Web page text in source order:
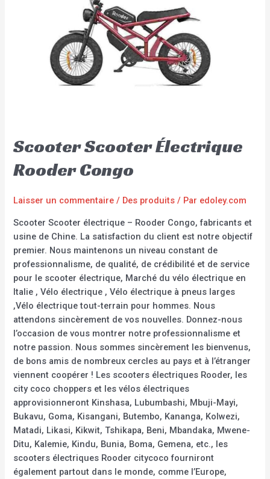
Scooter Scooter Électrique
Rooder Congo
Laisser un commentaire / Des produits / Par edoley.com
Scooter Scooter électrique – Rooder Congo, fabricants et
usine de Chine. La satisfaction du client est notre objectif
premier. Nous maintenons un niveau constant de
professionnalisme, de qualité, de crédibilité et de service
pour le scooter électrique, Marché du vélo électrique en
Italie , Vélo électrique , Vélo électrique à pneus larges
,Vélo électrique tout-terrain pour hommes. Nous
attendons sincèrement de vos nouvelles. Donnez-nous
l’occasion de vous montrer notre professionnalisme et
notre passion. Nous sommes sincèrement les bienvenus,
de bons amis de nombreux cercles au pays et à l’étranger
viennent coopérer ! Les scooters électriques Rooder, les
city coco choppers et les vélos électriques
approvisionneront Kinshasa, Lubumbashi, Mbuji-Mayi,
Bukavu, Goma, Kisangani, Butembo, Kananga, Kolwezi,
Matadi, Likasi, Kikwit, Tshikapa, Beni, Mbandaka, Mwene-
Ditu, Kalemie, Kindu, Bunia, Boma, Gemena, etc., les
scooters électriques Rooder citycoco fourniront
également partout dans le monde, comme l’Europe,